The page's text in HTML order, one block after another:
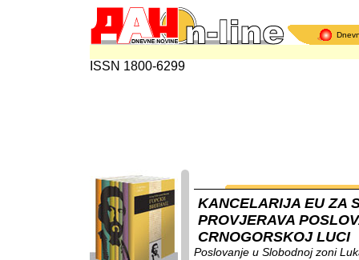
ISSN 1800-6299
KANCELARIJA EU ZA
PROVJERAVA
CRNOGORSKOJ LUCI
Poslovanje u Slobodnoj zoni